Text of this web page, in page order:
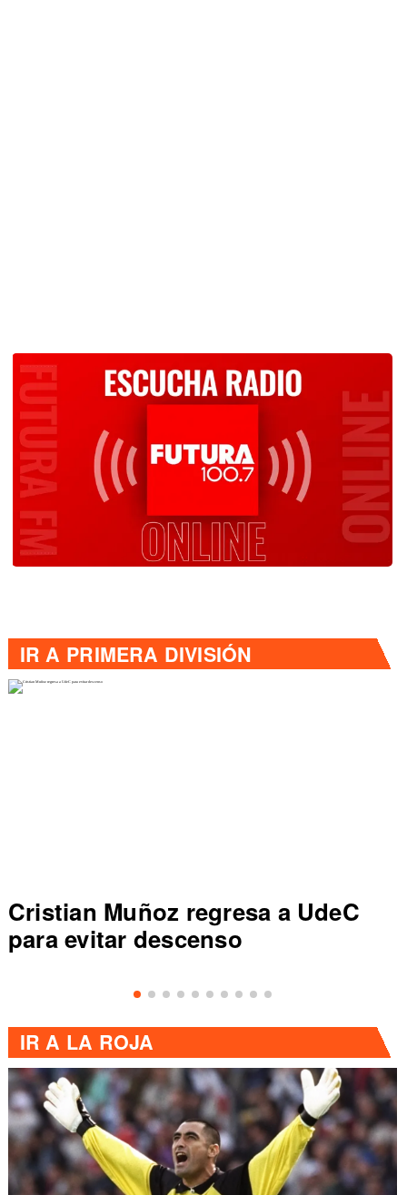
IR A PRIMERA DIVISIÓN
Cristian Muñoz regresa a UdeC
para evitar descenso
IR A LA ROJA